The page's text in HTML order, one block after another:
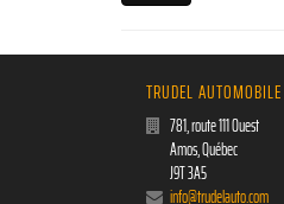
TRUDEL AUTOMOBILE
781, route 111 Ouest
Amos,Québec
J9T 3A5
info@trudelauto.com